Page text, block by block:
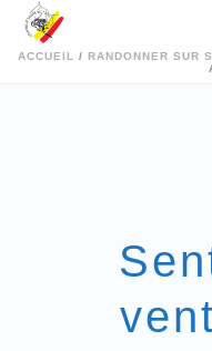
ACCUEIL / RANDONNER SUR